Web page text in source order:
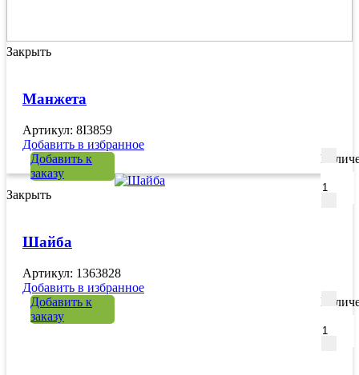
Закрыть
Манжета
Артикул: 8I3859
Добавить в избранное
Добавить к
заказу
Закрыть
Шайба
Артикул: 1363828
Добавить в избранное
Добавить к
заказу